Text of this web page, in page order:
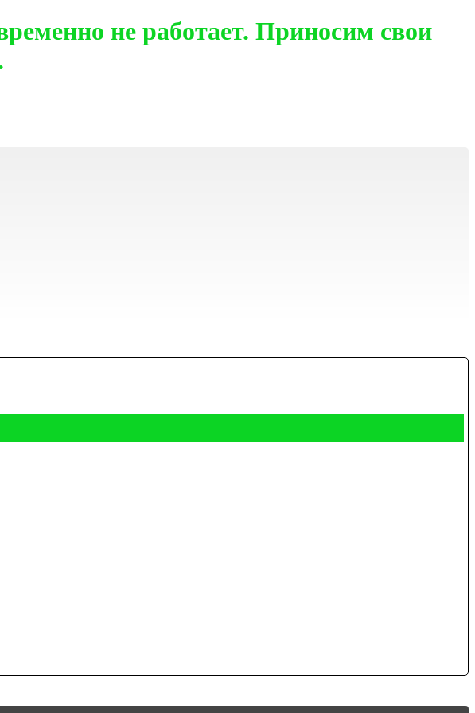
не работает. Приносим свои